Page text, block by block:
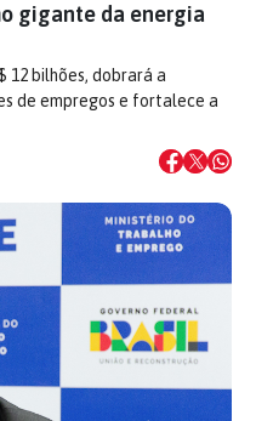
gigante da energia
12 bilhões, dobrará a
de empregos e fortalece a